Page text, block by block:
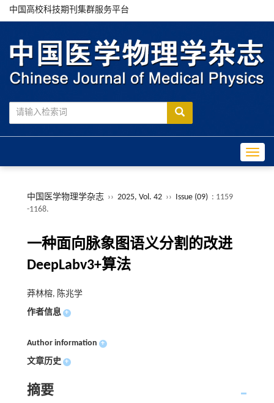
中国高校科技期刊集群服务平台
中国医学物理学杂志 ›› 2025, Vol. 42 ›› Issue (09) : 1159
-1168.
一种面向脉象图语义分割的改进
DeepLabv3+算法
莽林榕, 陈兆学
作者信息 +
Author information +
文章历史 +
摘要